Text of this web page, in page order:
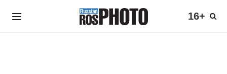
16+